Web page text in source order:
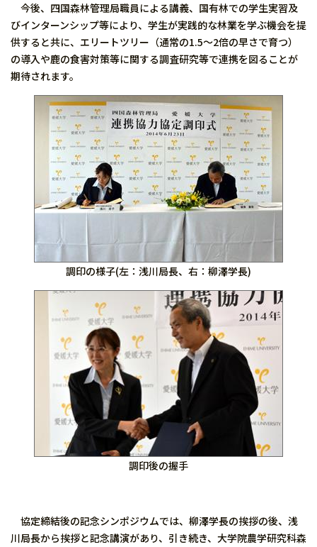
今後、四国森林管理局職員による講義、国有林での学生実習及
びインターンシップ等により、学生が実践的な林業を学ぶ機会を提
供すると共に、エリートツリー（通常の1.5〜2倍の早さで育つ）
の導入や鹿の食害対策等に関する調査研究等で連携を図ることが
期待されます。
調印の様子(左：浅川局長、右：柳澤学長)
調印後の握手
協定締結後の記念シンポジウムでは、柳澤学長の挨拶の後、浅
川局長から挨拶と記念講演があり、引き続き、大学院農学研究科森